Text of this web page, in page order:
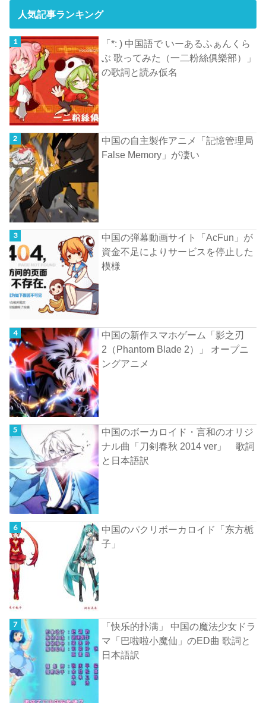
人気記事ランキング
「*: ) 中国語で いーあるふぁんくら
ぶ 歌ってみた（一二粉絲俱樂部）」
の歌詞と読み仮名
中国の自主製作アニメ「記憶管理局
False Memory」が凄い
中国の弾幕動画サイト「AcFun」が
資金不足によりサービスを停止した
模様
中国の新作スマホゲーム「影之刃
2（Phantom Blade 2）」 オープニ
ングアニメ
中国のボーカロイド・言和のオリジ
ナル曲「刀剣春秋 2014 ver」 歌詞
と日本語訳
中国のパクリボーカロイド「东方栀
子」
「快乐的扑满」 中国の魔法少女ドラ
マ「巴啦啦小魔仙」のED曲 歌詞と
日本語訳